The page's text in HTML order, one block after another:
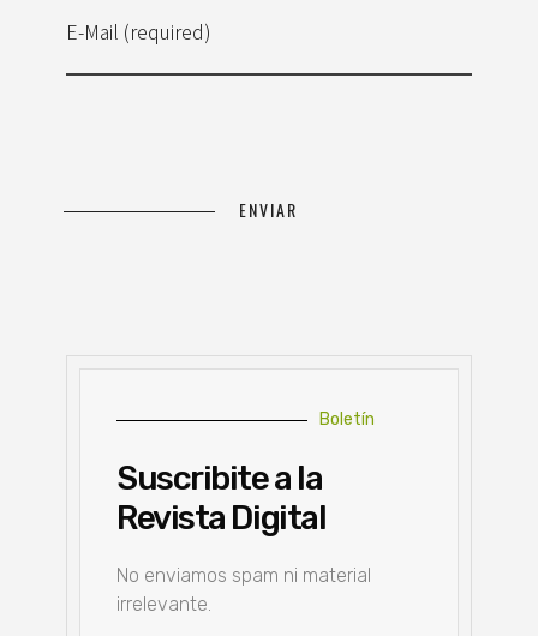
E-Mail (required)
Boletín
Suscribite a la
Revista Digital
No enviamos spam ni material
irrelevante.